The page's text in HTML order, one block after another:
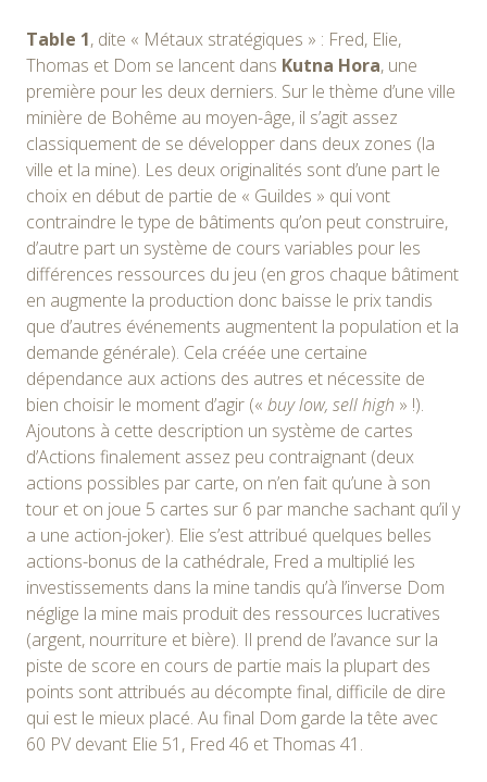
Table 1, dite « Métaux stratégiques » : Fred, Elie,
Thomas et Dom se lancent dans Kutna Hora, une
première pour les deux derniers. Sur le thème d’une ville
minière de Bohême au moyen-âge, il s’agit assez
classiquement de se développer dans deux zones (la
ville et la mine). Les deux originalités sont d’une part le
choix en début de partie de « Guildes » qui vont
contraindre le type de bâtiments qu’on peut construire,
d’autre part un système de cours variables pour les
différences ressources du jeu (en gros chaque bâtiment
en augmente la production donc baisse le prix tandis
que d’autres événements augmentent la population et la
demande générale). Cela créée une certaine
dépendance aux actions des autres et nécessite de
bien choisir le moment d’agir (« buy low, sell high » !).
Ajoutons à cette description un système de cartes
d’Actions finalement assez peu contraignant (deux
actions possibles par carte, on n’en fait qu’une à son
tour et on joue 5 cartes sur 6 par manche sachant qu’il y
a une action-joker). Elie s’est attribué quelques belles
actions-bonus de la cathédrale, Fred a multiplié les
investissements dans la mine tandis qu’à l’inverse Dom
néglige la mine mais produit des ressources lucratives
(argent, nourriture et bière). Il prend de l’avance sur la
piste de score en cours de partie mais la plupart des
points sont attribués au décompte final, difficile de dire
qui est le mieux placé. Au final Dom garde la tête avec
60 PV devant Elie 51, Fred 46 et Thomas 41.